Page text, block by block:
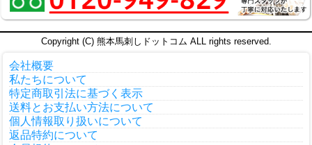
Copyright (C) 熊本馬刺しドットコム ALL rights reserved.
会社概要
私たちについて
特定商取引法に基づく表示
送料とお支払い方法について
個人情報取り扱いについて
返品特約について